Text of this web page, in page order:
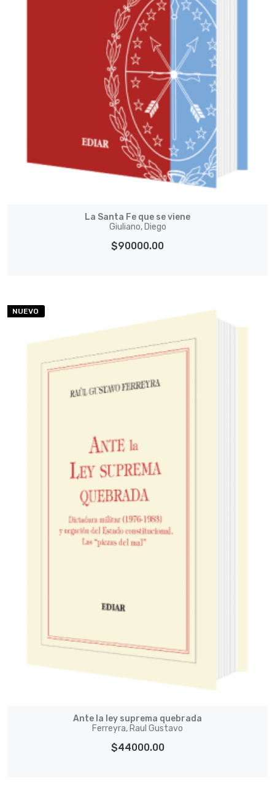
La Santa Fe que se viene
Giuliano, Diego
$90000.00
NUEVO
Ante la ley suprema quebrada
Ferreyra, Raul Gustavo
$44000.00